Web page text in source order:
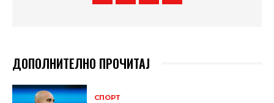
ДОПОЛНИТЕЛНО ПРОЧИТАЈ
СПОРТ